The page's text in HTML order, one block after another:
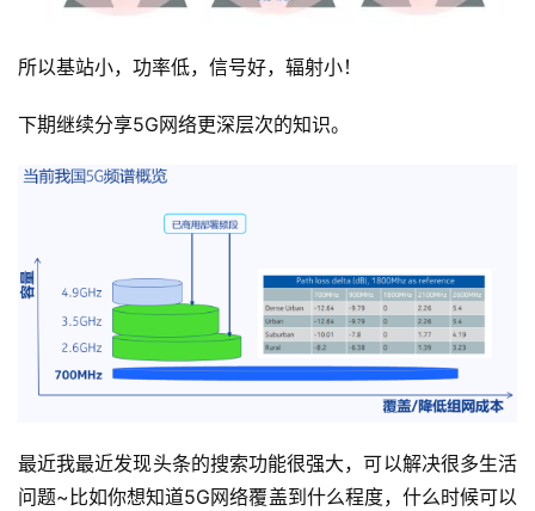
所以基站小，功率低，信号好，辐射小！
下期继续分享5G网络更深层次的知识。
最近我最近发现头条的搜索功能很强大，可以解决很多生活
问题~比如你想知道5G网络覆盖到什么程度，什么时候可以